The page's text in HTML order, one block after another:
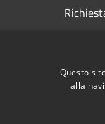
Questo
alla